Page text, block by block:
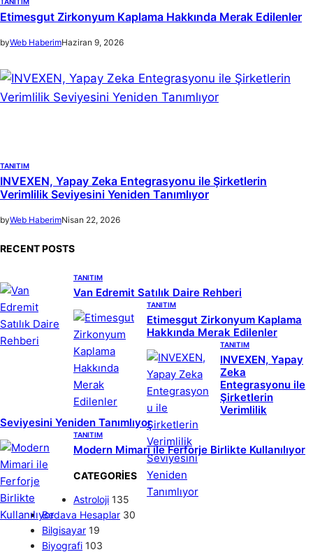
Etimesgut Zirkonyum Kaplama Hakkında Merak Edilenler
byWeb HaberimHaziran 9, 2026
TANITIM
INVEXEN, Yapay Zeka Entegrasyonu ile Şirketlerin
Verimlilik Seviyesini Yeniden Tanımlıyor
byWeb HaberimNisan 22, 2026
RECENT POSTS
TANITIM
Van Edremit Satılık Daire Rehberi
TANITIM
Etimesgut Zirkonyum Kaplama
Hakkında Merak Edilenler
TANITIM
INVEXEN, Yapay
Zeka
Entegrasyonu ile
Şirketlerin
Verimlilik
Seviyesini Yeniden Tanımlıyor
TANITIM
Modern Mimari ile Ferforje Birlikte Kullanılıyor
CATEGORIES
Astroloji 135
Bedava Hesaplar 30
Bilgisayar 19
Biyografi 103